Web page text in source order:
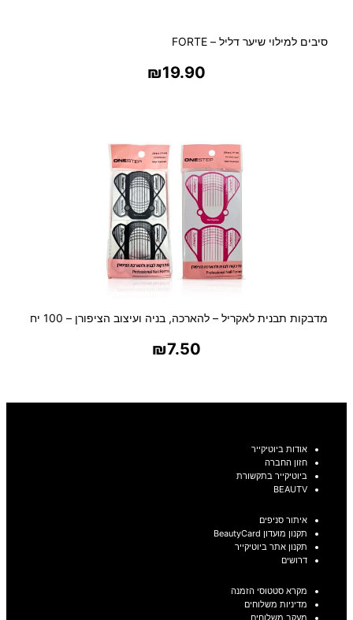
סיבים למילוי שיער דליל – FORTE
₪19.90
מדבקות תבנית לאקריל – להארכה, בניה ועיצוב הציפורן – 100 יח
₪7.50
אודות ביוטיקייר
חזון החברה
ביוטיקייר בתקשורת
BEAUTV
איתור סניפים
תקנון מועדון BeautyCard
תקנון אתר ביוטיקייר
דרושים
מקרא סטטוסי הזמנה
מדיניות משלוחים
מעקב משלוחים